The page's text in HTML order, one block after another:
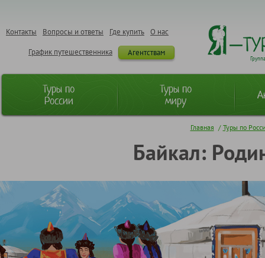
О нас
Где купить
Вопросы и ответы
Контакты
Агентствам
График путешественника
Туры по
России
Туры по
миру
Главная / Туры по
Байкал: